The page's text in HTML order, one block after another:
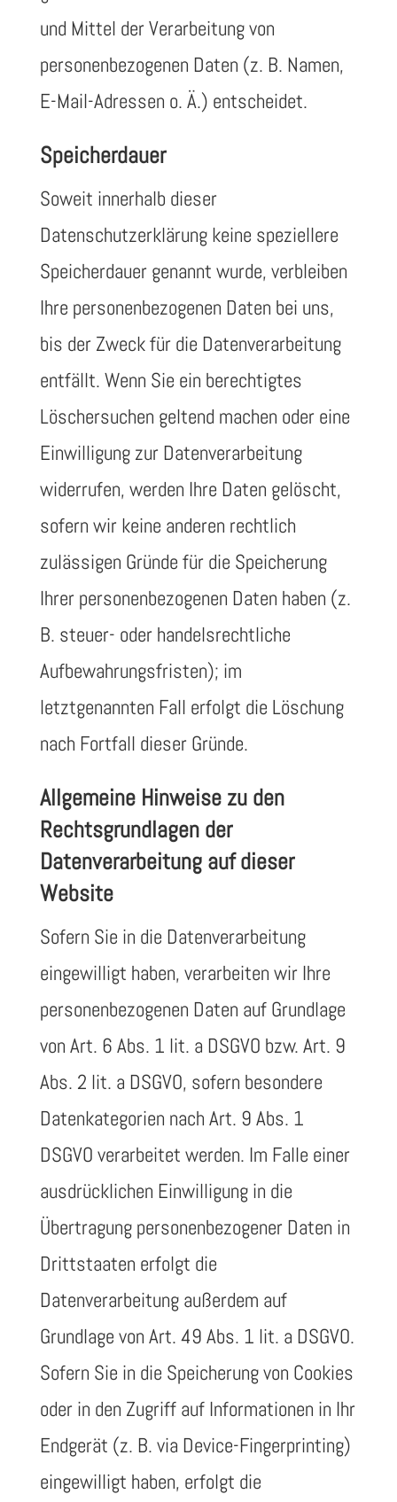
und Mittel der Verarbeitung von
personenbezogenen Daten (z. B. Namen,
E-Mail-Adressen o. Ä.) entscheidet.
Speicherdauer
Soweit innerhalb dieser
Datenschutzerklärung keine speziellere
Speicherdauer genannt wurde, verbleiben
Ihre personenbezogenen Daten bei uns,
bis der Zweck für die Datenverarbeitung
entfällt. Wenn Sie ein berechtigtes
Löschersuchen geltend machen oder eine
Einwilligung zur Datenverarbeitung
widerrufen, werden Ihre Daten gelöscht,
sofern wir keine anderen rechtlich
zulässigen Gründe für die Speicherung
Ihrer personenbezogenen Daten haben (z.
B. steuer- oder handelsrechtliche
Aufbewahrungsfristen); im
letztgenannten Fall erfolgt die Löschung
nach Fortfall dieser Gründe.
Allgemeine Hinweise zu den
Rechtsgrundlagen der
Datenverarbeitung auf dieser
Website
Sofern Sie in die Datenverarbeitung
eingewilligt haben, verarbeiten wir Ihre
personenbezogenen Daten auf Grundlage
von Art. 6 Abs. 1 lit. a DSGVO bzw. Art. 9
Abs. 2 lit. a DSGVO, sofern besondere
Datenkategorien nach Art. 9 Abs. 1
DSGVO verarbeitet werden. Im Falle einer
ausdrücklichen Einwilligung in die
Übertragung personenbezogener Daten in
Drittstaaten erfolgt die
Datenverarbeitung außerdem auf
Grundlage von Art. 49 Abs. 1 lit. a DSGVO.
Sofern Sie in die Speicherung von Cookies
oder in den Zugriff auf Informationen in Ihr
Endgerät (z. B. via Device-Fingerprinting)
eingewilligt haben, erfolgt die